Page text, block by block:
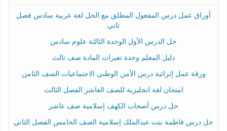
أوراق عمل درس المفعول المطلق مع الحل لغة عربية سادس فصل
ثاني
حل الدرس الأول الوحدة الثالثة علوم سادس
دليل المعلم وحدة تغيرات المادة صف ثالث
ورقة عمل إثرائية درس الأمن الوطني الاجتماعيات الصف الثامن
امتحان لغة انجليزية للصف العاشر الفصل الثالث
حل درس أصحاب الكهف إسلامية صف عاشر
حل درس فاطمة بنت عبدالملك إسلامية الصف الخامس الفصل الثاني